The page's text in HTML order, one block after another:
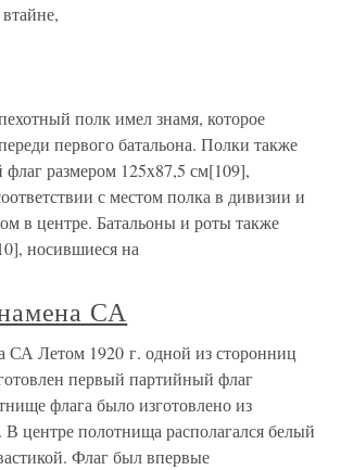
полк имел знамя, которое
первого батальона. Полки также
размером 125x87,5 см[109],
с местом полка в дивизии и
в центре. Батальоны и роты также
носившиеся на
СА
СА Летом 1920 г. одной из сторонниц
первый партийный флаг
флага было изготовлено из
В центре полотнища располагался белый
Флаг был впервые